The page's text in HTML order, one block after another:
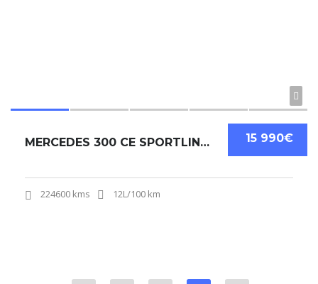
15 990€
MERCEDES 300 CE SPORTLINE 24 SOUPAPES
224600 kms 12L/100 km